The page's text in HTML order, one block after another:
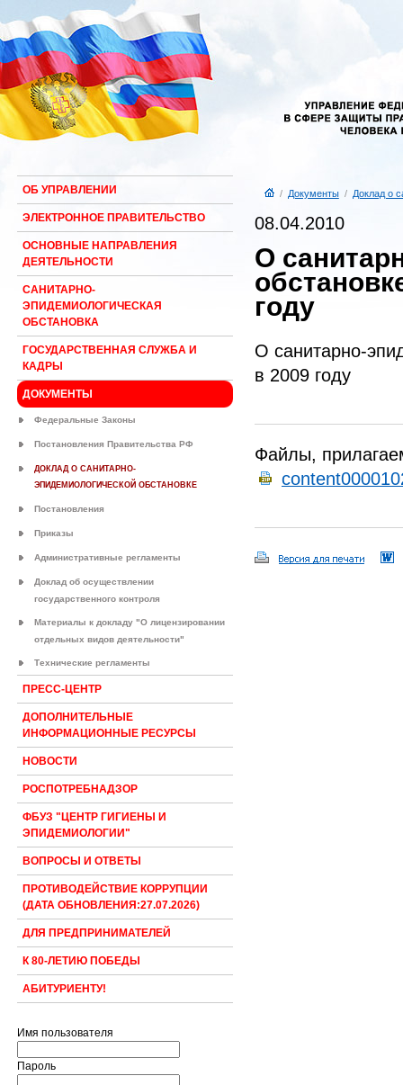
ОБ УПРАВЛЕНИИ
ЭЛЕКТРОННОЕ ПРАВИТЕЛЬСТВО
ОСНОВНЫЕ НАПРАВЛЕНИЯ
ДЕЯТЕЛЬНОСТИ
САНИТАРНО-
ЭПИДЕМИОЛОГИЧЕСКАЯ
ОБСТАНОВКА
ГОСУДАРСТВЕННАЯ СЛУЖБА И
КАДРЫ
ДОКУМЕНТЫ
Федеральные Законы
Постановления Правительства РФ
ДОКЛАД О САНИТАРНО-
ЭПИДЕМИОЛОГИЧЕСКОЙ ОБСТАНОВКЕ
Постановления
Приказы
Административные регламенты
Доклад об осуществлении
государственного контроля
Материалы к докладу "О лицензировании
отдельных видов деятельности"
Технические регламенты
ПРЕСС-ЦЕНТР
ДОПОЛНИТЕЛЬНЫЕ
ИНФОРМАЦИОННЫЕ РЕСУРСЫ
НОВОСТИ
РОСПОТРЕБНАДЗОР
ФБУЗ "ЦЕНТР ГИГИЕНЫ И
ЭПИДЕМИОЛОГИИ"
ВОПРОСЫ И ОТВЕТЫ
ПРОТИВОДЕЙСТВИЕ КОРРУПЦИИ
(ДАТА ОБНОВЛЕНИЯ:27.07.2026)
ДЛЯ ПРЕДПРИНИМАТЕЛЕЙ
К 80-ЛЕТИЮ ПОБЕДЫ
АБИТУРИЕНТУ!
Имя пользователя
Пароль
/ Документы/ Доклад о
08.04.2010
О
году
О санитарно-
в 2009 году
Файлы,